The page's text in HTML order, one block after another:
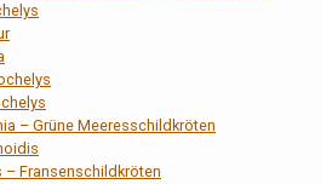
– Grüne Meeresschildkröten
– Fransenschildkröten